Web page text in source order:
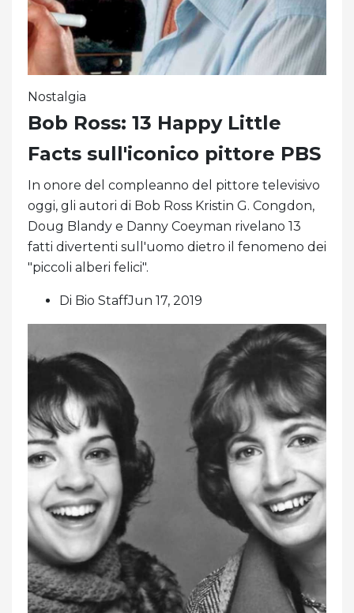
Nostalgia
Bob Ross: 13 Happy Little
Facts sull'iconico pittore PBS
In onore del compleanno del pittore televisivo
oggi, gli autori di Bob Ross Kristin G. Congdon,
Doug Blandy e Danny Coeyman rivelano 13
fatti divertenti sull'uomo dietro il fenomeno dei
"piccoli alberi felici".
Di Bio StaffJun 17, 2019